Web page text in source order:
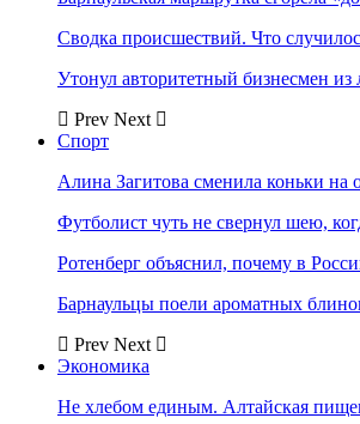
Сводка происшествий. Что
Утонул авторитетный бизнесмен
Prev Next
Спорт
Алина Загитова сменила коньки
Футболист чуть не свернул шею,
Ротенберг объяснил, почему в
Барнаульцы поели ароматных
Prev Next
Экономика
Не хлебом единым. Алтайская